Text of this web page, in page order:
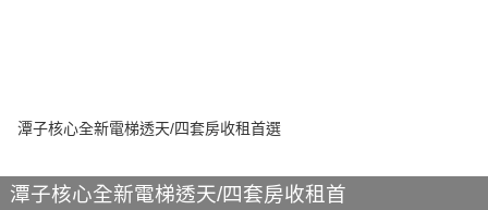
潭子核心全新電梯透天/四套房收租首